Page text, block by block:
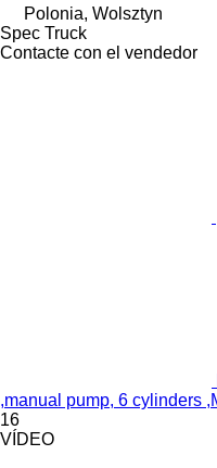
Polonia, Wolsztyn
Spec Truck
Contacte con el vendedor
,manual pump, 6 cylinders
16
VÍDEO